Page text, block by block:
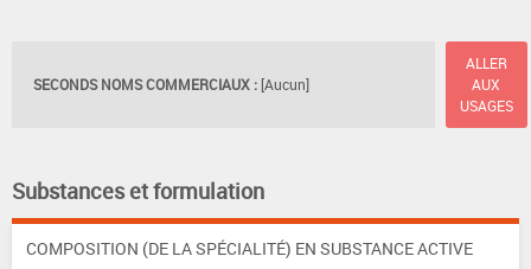
SECONDS NOMS COMMERCIAUX : [Aucun]
ALLER
AUX
USAGES
Substances et formulation
COMPOSITION (DE LA SPÉCIALITÉ) EN SUBSTANCE ACTIVE